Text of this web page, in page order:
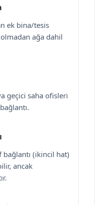
ek bina/tesis
olmadan ağa dahil
geçici saha ofisleri
(ikincil hat)
ancak